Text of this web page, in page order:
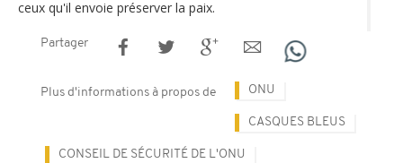
ceux qu'il envoie préserver la paix.
Partager
Plus d'informations à propos de ONU
CASQUES BLEUS
CONSEIL DE SÉCURITÉ DE L'ONU